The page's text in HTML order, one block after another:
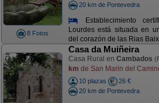
8 Fotos
20 km de Pontevedra
Establecimiento
Lourdes está situada en
del corazón de las Rias
Casa da Muiñeira
Casa Rural en Cambados
km de San Marin del
10 plazas
26 €
20 km de Pontevedra